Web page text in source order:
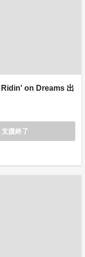
Ridin' on Dreams 出
支援終了